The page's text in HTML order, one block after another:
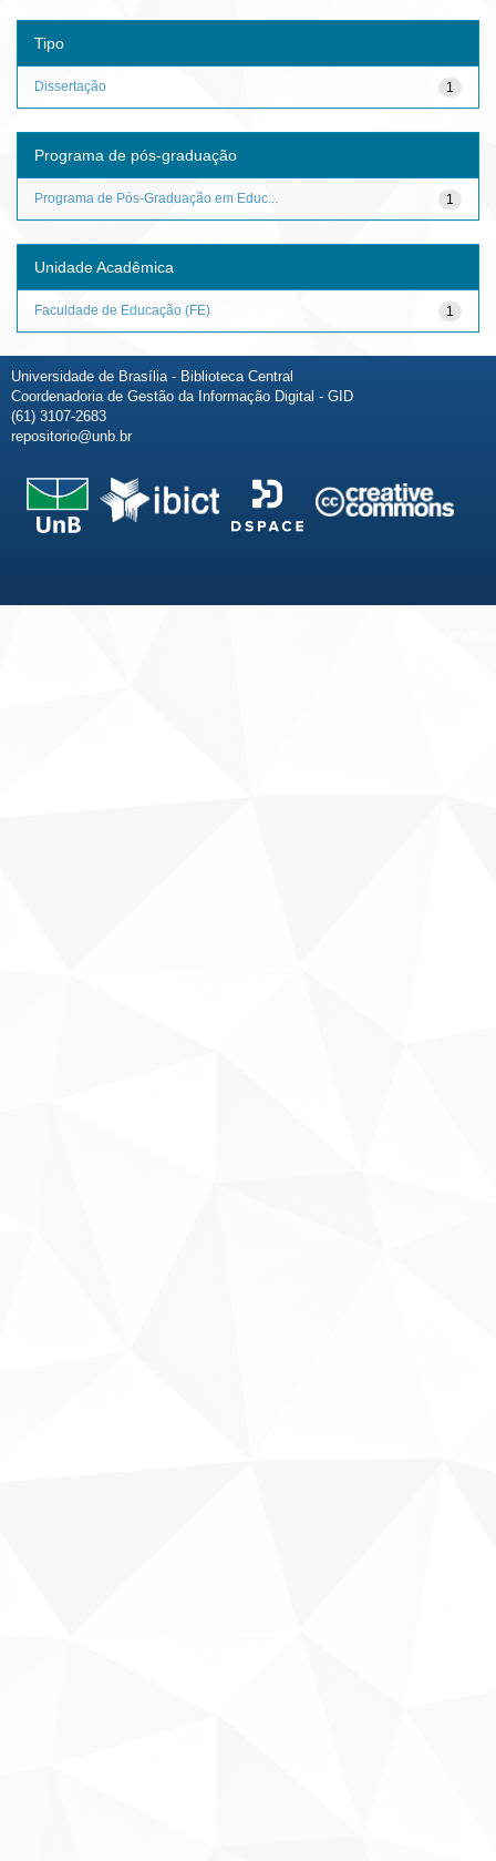
Tipo
1
Dissertação
Programa de pós-graduação
1
Programa de Pós-Graduação em Educ...
Unidade Acadêmica
1
Faculdade de Educação (FE)
Universidade de Brasília - Biblioteca Central
Coordenadoria de Gestão da Informação Digital - GID
(61) 3107-2683
repositorio@unb.br